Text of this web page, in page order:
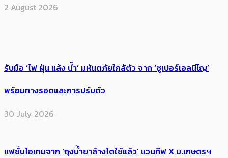
2 August 2026
รับมือ ‘ไฟ ฝุ่น แล้ง น้ำ’ มหันตภัยใกล้ตัว จาก ‘ซูเปอร์เอลนีโญ’
พร้อมทางรอดและการปรับตัว
30 July 2026
แฟชั่นไอเทมจาก ‘ถุงน้ำยาล้างไตใช้แล้ว’ แวนทีฟ X ม.เกษตรฯ